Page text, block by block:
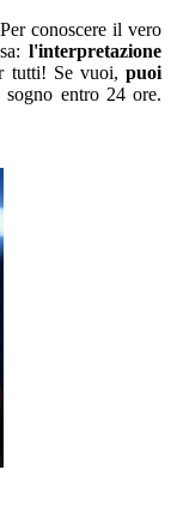
conoscere il vero
l'interpretazione
tutti! Se vuoi, puoi
entro 24 ore.